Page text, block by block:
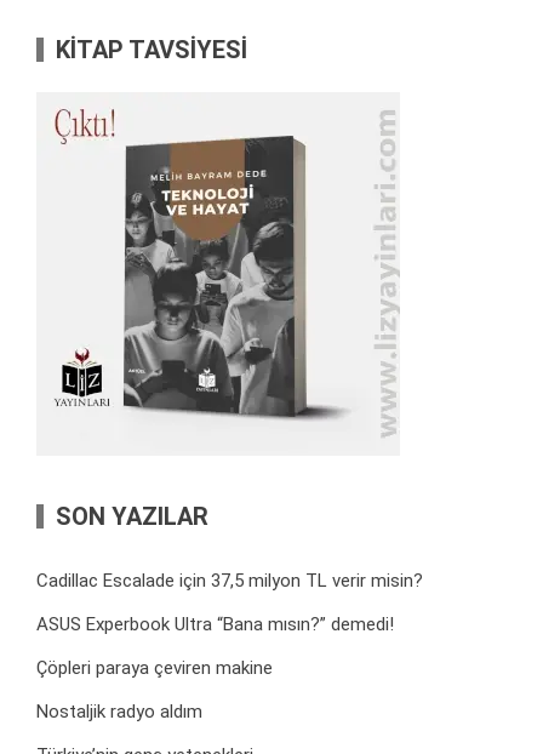
KİTAP TAVSİYESİ
SON YAZILAR
Cadillac Escalade için 37,5 milyon TL verir misin?
ASUS Experbook Ultra “Bana mısın?” demedi!
Çöpleri paraya çeviren makine
Nostaljik radyo aldım